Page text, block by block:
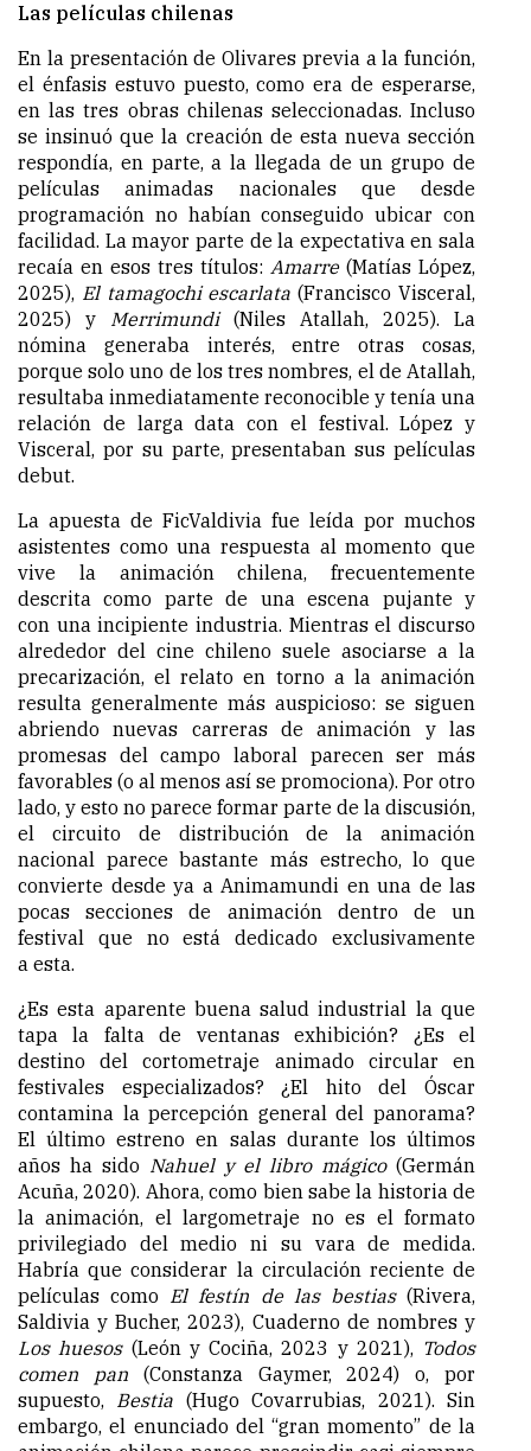
Las películas chilenas
En la presentación de Olivares previa a la función,
el énfasis estuvo puesto, como era de esperarse,
en las tres obras chilenas seleccionadas. Incluso
se insinuó que la creación de esta nueva sección
respondía, en parte, a la llegada de un grupo de
películas animadas nacionales que desde
programación no habían conseguido ubicar con
facilidad. La mayor parte de la expectativa en sala
recaía en esos tres títulos: Amarre (Matías López,
2025), El tamagochi escarlata(Francisco Visceral,
2025) y Merrimundi (Niles Atallah, 2025). La
nómina generaba interés, entre otras cosas,
porque solo uno de los tres nombres, el de Atallah,
resultaba inmediatamente reconocible y tenía una
relación de larga data con el festival. López y
Visceral, por su parte, presentaban sus películas
debut.
La apuesta de FicValdivia fue leída por muchos
asistentes como una respuesta al momento que
vive la animación chilena, frecuentemente
descrita como parte de una escena pujante y
con una incipiente industria. Mientras el discurso
alrededor del cine chileno suele asociarse a la
precarización, el relato en torno a la animación
resulta generalmente más auspicioso: se siguen
abriendo nuevas carreras de animación y las
promesas del campo laboral parecen ser más
favorables (o al menos así se promociona). Por otro
lado, y esto no parece formar parte de la discusión,
el circuito de distribución de la animación
nacional parece bastante más estrecho, lo que
convierte desde ya a Animamundi en una de las
pocas secciones de animación dentro de un
festival que no está dedicado exclusivamente
a esta.
¿Es esta aparente buena salud industrial la que
tapa la falta de ventanas exhibición? ¿Es el
destino del cortometraje animado circular en
festivales especializados? ¿El hito del Óscar
contamina la percepción general del panorama?
El último estreno en salas durante los últimos
años ha sido Nahuel y el libro mágico (Germán
Acuña, 2020). Ahora, como bien sabe la historia de
la animación, el largometraje no es el formato
privilegiado del medio ni su vara de medida.
Habría que considerar la circulación reciente de
películas como El festín de las bestias(Rivera,
Saldivia y Bucher, 2023), Cuaderno de nombres y
Los huesos(León y Cociña, 2023 y 2021), Todos
comen pan (Constanza Gaymer, 2024) o, por
supuesto, Bestia (Hugo Covarrubias, 2021). Sin
embargo, el enunciado del “gran momento” de la